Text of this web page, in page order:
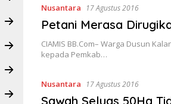
Nusantara 17 Agustus 2016
Petani Merasa
CIAMIS BB.Com– Warga Dusun
kepada Pemkab…
Nusantara 17 Agustus 2016
Sawah Seluas 50Ha